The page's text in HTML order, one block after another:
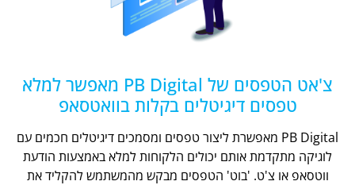
צ'אט הטפסים של PB Digital מאפשר למלא
טפסים דיגיטלים בקלות בוואטסאפ
PB Digital מאפשרת ליצור טפסים ומסמכים דיגיטלים חכמים עם
לוגיקה מתקדמת אותם יכולים הלקוחות למלא באמצעות הודעת
ווטסאפ או צ'ט. 'בוט' הטפסים מבקש מהמשתמש להקליד את